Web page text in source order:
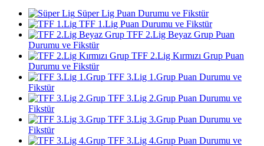
Süper Lig Puan Durumu ve Fikstür
TFF 1.Lig Puan Durumu ve Fikstür
TFF 2.Lig Beyaz Grup Puan
Durumu ve Fikstür
TFF 2.Lig Kırmızı Grup Puan
Durumu ve Fikstür
TFF 3.Lig 1.Grup Puan Durumu ve
Fikstür
TFF 3.Lig 2.Grup Puan Durumu ve
Fikstür
TFF 3.Lig 3.Grup Puan Durumu ve
Fikstür
TFF 3.Lig 4.Grup Puan Durumu ve